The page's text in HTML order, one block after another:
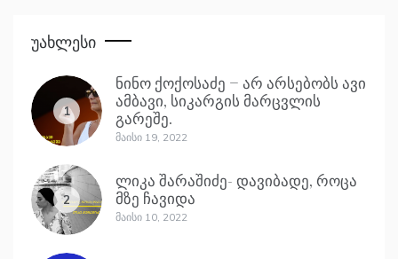
Უახლესი
1
ნინო ქოქოსაძე – არ არსებობს ავი
ამბავი, სიკარგის მარცვლის
გარეშე.
Მაისი 19, 2022
2
ლიკა შარაშიძე- დავიბადე, როცა
მზე ჩავიდა
Მაისი 10, 2022